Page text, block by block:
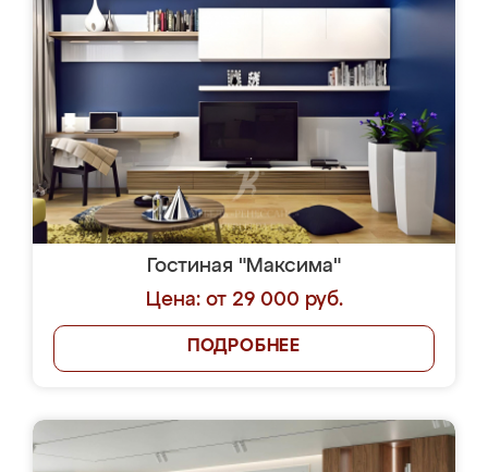
Гостиная "Максима"
Цена: от 29 000 руб.
ПОДРОБНЕЕ